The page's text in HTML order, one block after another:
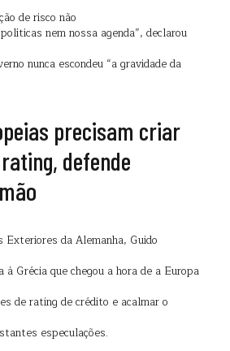
de risco não
nem nossa agenda”, declarou
nunca escondeu “a gravidade da
precisam criar
defende
Exteriores da Alemanha, Guido
Grécia que chegou a hora de a Europa
de rating de crédito e acalmar o
especulações.